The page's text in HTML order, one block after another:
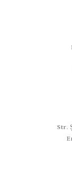
Str.